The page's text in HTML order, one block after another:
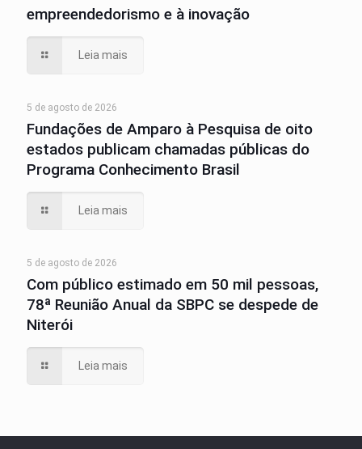
empreendedorismo e à inovação
Leia mais
5 de agosto de 2026
Fundações de Amparo à Pesquisa de oito
estados publicam chamadas públicas do
Programa Conhecimento Brasil
Leia mais
5 de agosto de 2026
Com público estimado em 50 mil pessoas,
78ª Reunião Anual da SBPC se despede de
Niterói
Leia mais